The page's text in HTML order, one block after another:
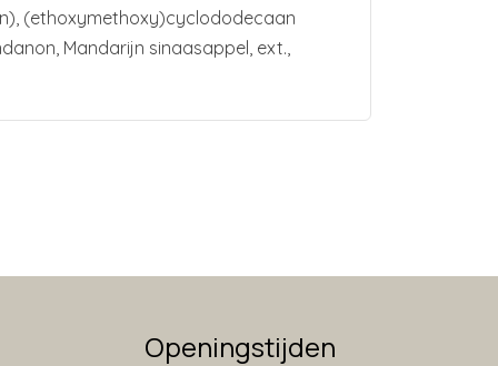
(ethoxymethoxy)cyclododecaan
Mandarijn sinaasappel, ext.,
Openingstijden